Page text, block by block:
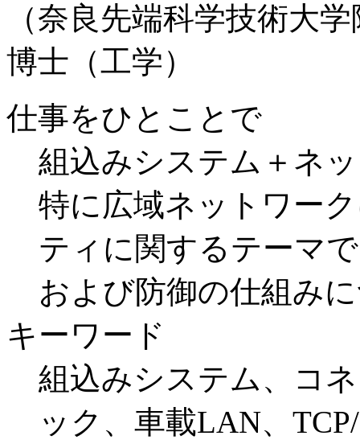
（奈良先端科学技術大
博士（工学）
仕事をひとことで
組込みシステム＋ネ
特に広域ネットワー
ティに関するテーマ
および防御の仕組み
キーワード
組込みシステム、コ
ック、車載LAN、